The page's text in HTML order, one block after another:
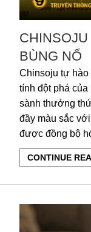
BÙNG NỔ
Chinsoju tự hào
tính đột phá
sành thưởng
đầy màu sắc
được đồng bộ
CONTINUE